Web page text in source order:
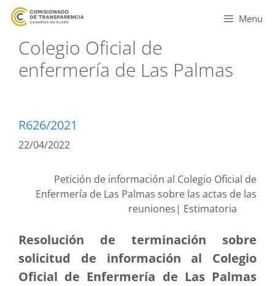
Menu
Colegio Oficial de
enfermería de Las Palmas
R626/2021
22/04/2022
Petición de información al Colegio Oficial de
Enfermería de Las Palmas sobre las actas de las
reuniones| Estimatoria
Resolución de terminación sobre
solicitud de información al Colegio
Oficial de Enfermería de Las Palmas